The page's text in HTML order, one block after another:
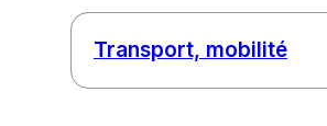
Transport, mobilité